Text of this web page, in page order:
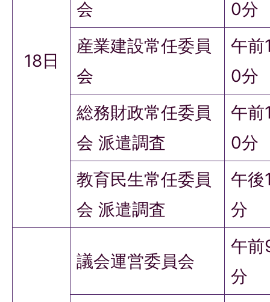
18日
会
0分
産業建設常任委員
会
午前
0分
総務財政常任委員
会 派遣調査
午前
0分
教育民生常任委員
会 派遣調査
午後
分
議会運営委員会
午
分